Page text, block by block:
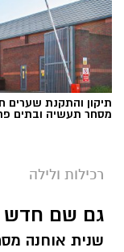
תיקון והתקנת שערים
מסחר תעשיה ובתים
רכילות ולילה
גם שם חדש
שנית אוחנה